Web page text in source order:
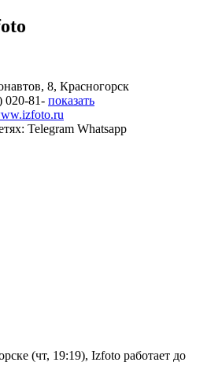
8, Красногорск
020-81- показать
Telegram Whatsapp
(чт, 19:19), Izfoto работает до